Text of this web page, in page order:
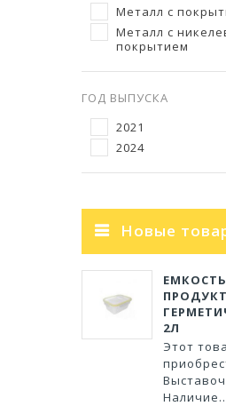
Металл с
Металл с
покрытием
ГОД ВЫПУСКА
2021
2024
Новые
2Л
Этот